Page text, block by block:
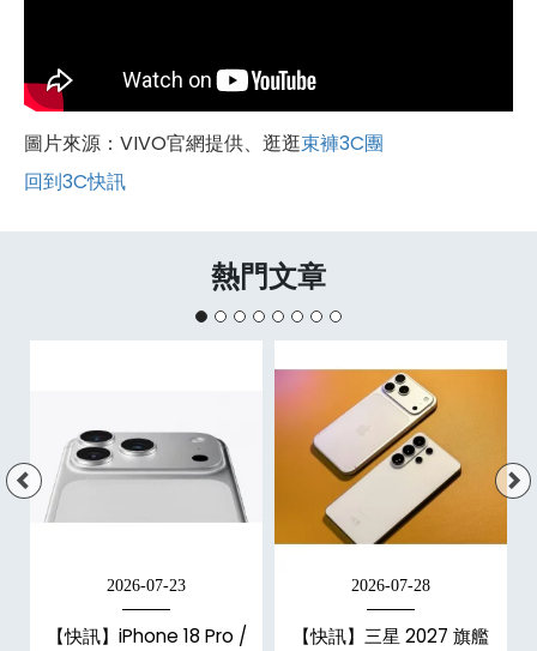
圖片來源：VIVO官網提供、逛逛束褲3C團
回到3C快訊
熱門文章
2026-07-23
【快訊】iPhone 18 Pro /
2026-07-28
【快訊】三星 2027 旗艦